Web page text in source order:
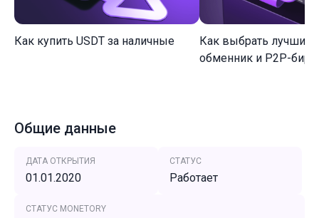
Как купить USDT за наличные
Как выбрать лучший
обменник и P2P-
Общие данные
ДАТА ОТКРЫТИЯ
01.01.2020
СТАТУС
Работает
СТАТУС MONETORY